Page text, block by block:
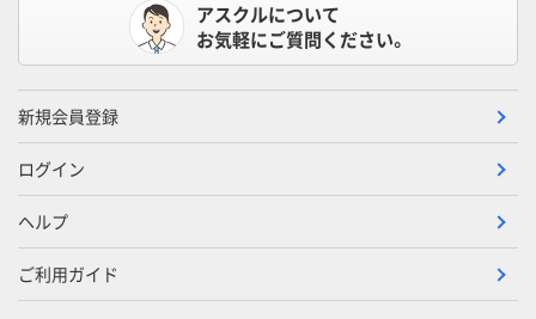
アスクルについて
お気軽にご質問ください。
新規会員登録
ログイン
ヘルプ
ご利用ガイド